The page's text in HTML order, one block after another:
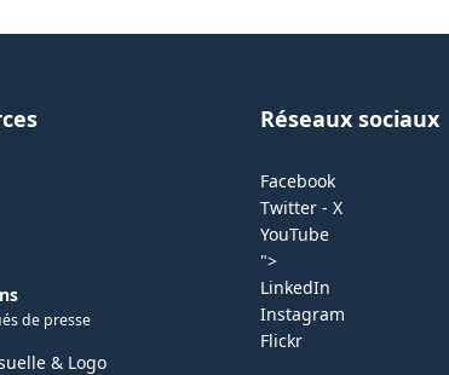
de presse
& Logo
Réseaux sociaux
Facebook
Twitter - X
YouTube
">
LinkedIn
Instagram
Flickr